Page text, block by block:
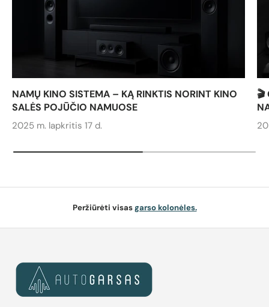
NAMŲ KINO SISTEMA – KĄ RINKTIS NORINT KINO
SALĖS POJŪČIO NAMUOSE
2025 m. lapkritis 17 d.
🎬
Peržiūrėti visasgarso kolonėles.